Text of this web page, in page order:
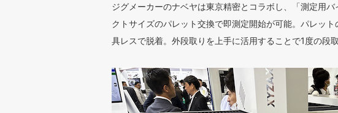
ジグメーカーのナベヤは東京精密とコラボし、「測定用
クトサイズのパレット交換で即測定開始が可能。パレッ
具レスで脱着。外段取りを上手に活用することで1度の段